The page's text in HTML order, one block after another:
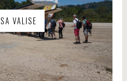
SA VALISE